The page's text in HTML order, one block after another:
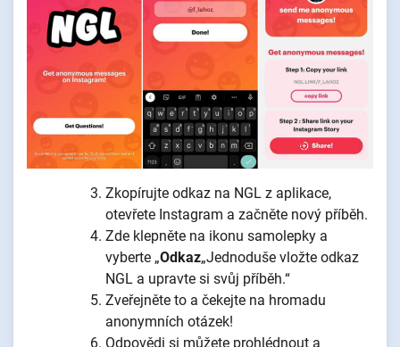
Zkopírujte odkaz na NGL z aplikace,
otevřete Instagram a začněte nový příběh.
Zde klepněte na ikonu samolepky a
vyberte „Odkaz„Jednoduše vložte odkaz
NGL a upravte si svůj příběh.“
Zveřejněte to a čekejte na hromadu
anonymních otázek!
Odpovědi si můžete prohlédnout a